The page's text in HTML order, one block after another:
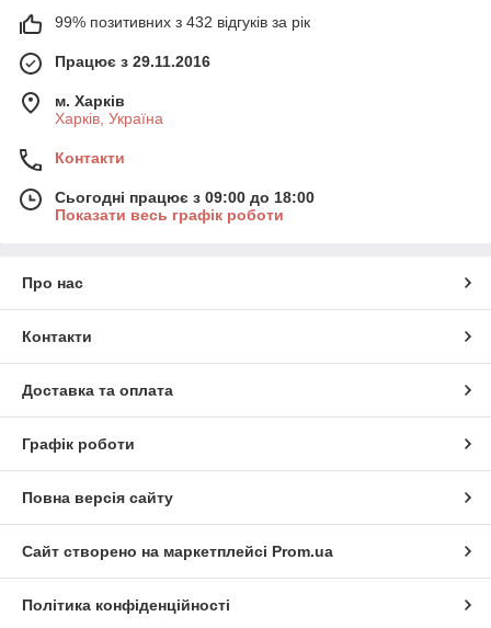
99% позитивних з 432 відгуків за рік
Працює з 29.11.2016
м. Харків
Харків, Україна
Контакти
Сьогодні працює з 09:00 до 18:00
Показати весь графік роботи
Про нас
Контакти
Доставка та оплата
Графік роботи
Повна версія сайту
Сайт створено на маркетплейсі Prom.ua
Політика конфіденційності